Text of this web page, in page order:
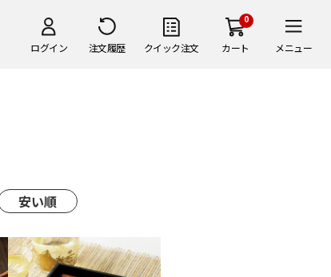
ログイン 注文履歴 クイック注文
0
カート メニュー
安い順